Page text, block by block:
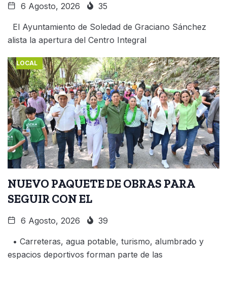
6 Agosto, 2026 35
El Ayuntamiento de Soledad de Graciano Sánchez
alista la apertura del Centro Integral
LOCAL
NUEVO PAQUETE DE OBRAS PARA
SEGUIR CON EL
6 Agosto, 2026 39
• Carreteras, agua potable, turismo, alumbrado y
espacios deportivos forman parte de las